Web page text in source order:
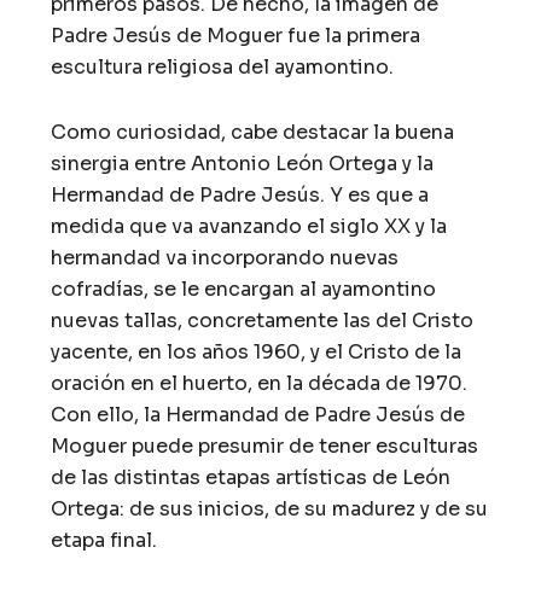
Padre Jesús de Moguer fue la primera
escultura religiosa del ayamontino.
Como curiosidad, cabe destacar la buena
sinergia entre Antonio León Ortega y la
Hermandad de Padre Jesús. Y es que a
medida que va avanzando el siglo XX y la
hermandad va incorporando nuevas
cofradías, se le encargan al ayamontino
nuevas tallas, concretamente las del Cristo
yacente, en los años 1960, y el Cristo de la
oración en el huerto, en la década de 1970.
Con ello, la Hermandad de Padre Jesús de
Moguer puede presumir de tener esculturas
de las distintas etapas artísticas de León
Ortega: de sus inicios, de su madurez y de su
etapa final.